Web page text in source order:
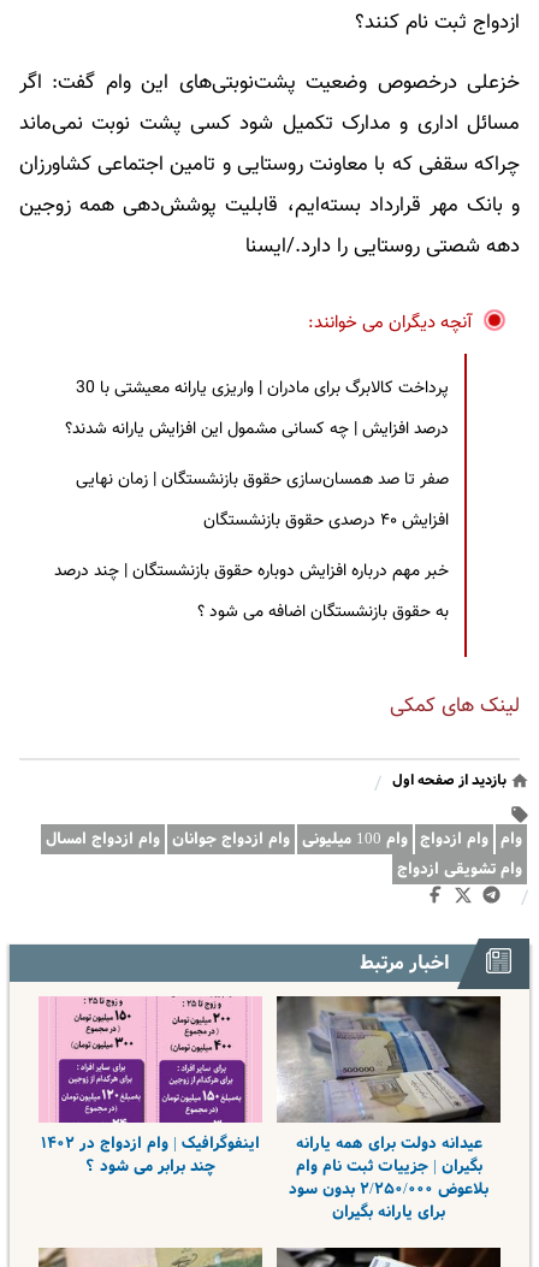
ازدواج ثبت نام کنند؟
خزعلی درخصوص وضعیت پشت‌نوبتی‌های این وام گفت: اگر
مسائل اداری و مدارک تکمیل شود کسی پشت نوبت نمی‌ماند
چراکه سقفی که با معاونت روستایی و تامین اجتماعی کشاورزان
و بانک مهر قرارداد بسته‌ایم، قابلیت پوشش‌دهی همه زوجین
دهه شصتی روستایی را دارد./ایسنا
آنچه دیگران می خوانند:
پرداخت کالابرگ برای مادران | واریزی یارانه معیشتی با 30
درصد افزایش | چه کسانی مشمول این افزایش یارانه شدند؟
صفر تا صد همسان‌سازی حقوق بازنشستگان | زمان نهایی
افزایش ۴۰ درصدی حقوق بازنشستگان
خبر مهم درباره افزایش دوباره حقوق بازنشستگان | چند درصد
به حقوق بازنشستگان اضافه می شود ؟
لینک های کمکی
بازدید از صفحه اول /
وام وام ازدواج وام 100 میلیونی وام ازدواج جوانان وام ازدواج امسال
وام تشویقی ازدواج
/
اخبار مرتبط
عیدانه دولت برای همه یارانه
بگیران | جزییات ثبت نام وام
بلاعوض ۲/۲۵۰/۰۰۰ بدون سود
برای یارانه بگیران
اینفوگرافیک | وام ازدواج در ۱۴۰۲
چند برابر می شود ؟